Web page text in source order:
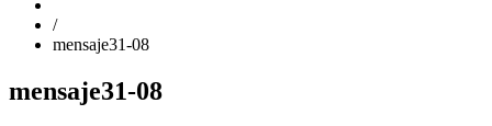
/
mensaje31-08
mensaje31-08